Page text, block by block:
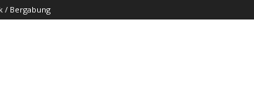
/ Bergabung